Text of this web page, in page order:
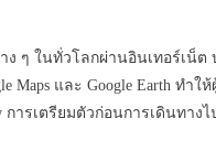
ง ๆ ในทั่วโลกผ่านอินเทอร์
Maps และ Google
ารเตรียมตัวก่อนการเดินท